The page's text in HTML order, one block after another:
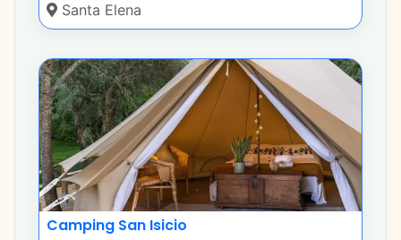
Santa Elena
Camping San Isicio